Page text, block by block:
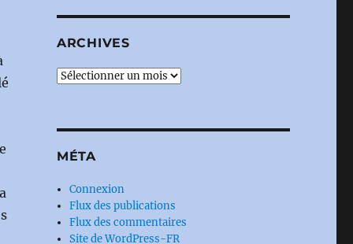
ARCHIVES
Archives
MÉTA
Connexion
Flux des publications
Flux des commentaires
Site de WordPress-FR